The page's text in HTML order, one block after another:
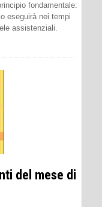
fondamentale:
eseguirà nei tempi
assistenziali.
del mese di